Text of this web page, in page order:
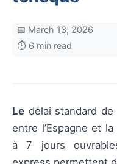
📅 March 13, 2026
⏱️ 6 min read
Le délai standard
entre l’Espagne et
à 7 jours